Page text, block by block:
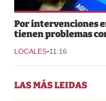
Por intervenciones
tienen problemas
LOCALES-11:16
LAS MÁS LEIDAS